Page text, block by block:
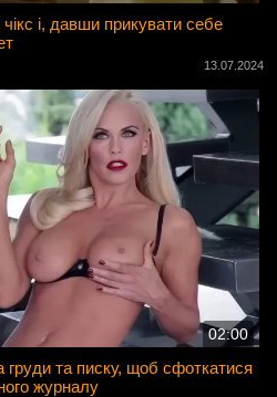
і, давши прикувати себе
13.07.2024
02:00
та писку, щоб сфоткатися
журналу